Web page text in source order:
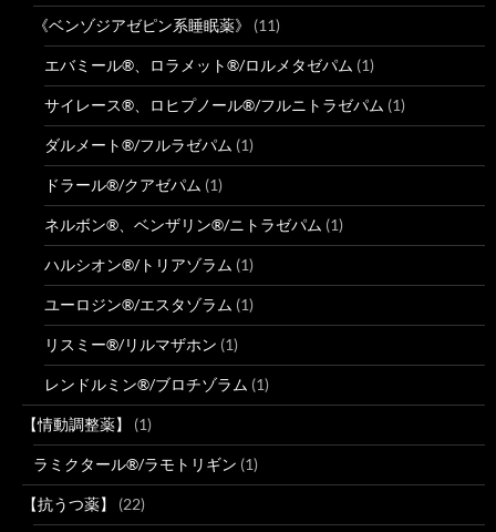
《ベンゾジアゼピン系睡眠薬》 (11)
エバミール®、ロラメット®/ロルメタゼパム (1)
サイレース®、ロヒプノール®/フルニトラゼパム (1)
ダルメート®/フルラゼパム (1)
ドラール®/クアゼパム (1)
ネルボン®、ベンザリン®/ニトラゼパム (1)
ハルシオン®/トリアゾラム (1)
ユーロジン®/エスタゾラム (1)
リスミー®/リルマザホン (1)
レンドルミン®/ブロチゾラム (1)
【情動調整薬】 (1)
ラミクタール®/ラモトリギン (1)
【抗うつ薬】 (22)